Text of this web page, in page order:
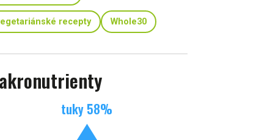
recepty Whole30
tuky 58%